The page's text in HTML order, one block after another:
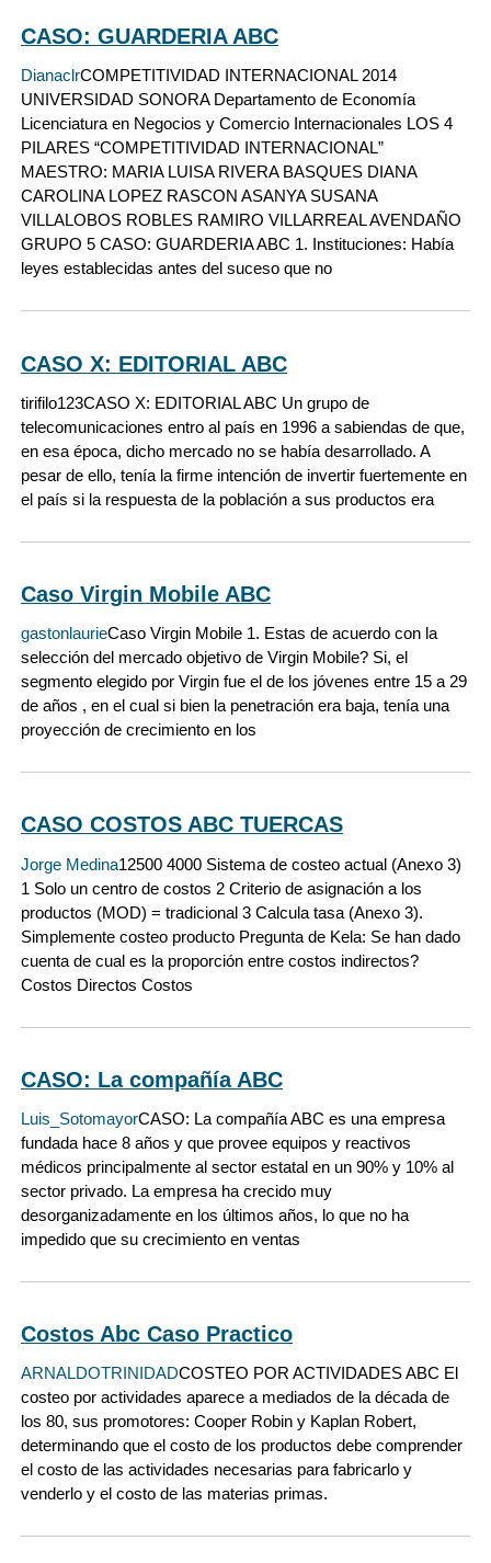
CASO: GUARDERIA ABC
DianaclrCOMPETITIVIDAD INTERNACIONAL 2014
UNIVERSIDAD SONORA Departamento de Economía
Licenciatura en Negocios y Comercio Internacionales LOS 4
PILARES “COMPETITIVIDAD INTERNACIONAL”
MAESTRO: MARIA LUISA RIVERA BASQUES DIANA
CAROLINA LOPEZ RASCON ASANYA SUSANA
VILLALOBOS ROBLES RAMIRO VILLARREAL AVENDAÑO
GRUPO 5 CASO: GUARDERIA ABC 1. Instituciones: Había
leyes establecidas antes del suceso que no
CASO X: EDITORIAL ABC
tirifilo123CASO X: EDITORIAL ABC Un grupo de
telecomunicaciones entro al país en 1996 a sabiendas de que,
en esa época, dicho mercado no se había desarrollado. A
pesar de ello, tenía la firme intención de invertir fuertemente en
el país si la respuesta de la población a sus productos era
Caso Virgin Mobile ABC
gastonlaurieCaso Virgin Mobile 1. Estas de acuerdo con la
selección del mercado objetivo de Virgin Mobile? Si, el
segmento elegido por Virgin fue el de los jóvenes entre 15 a 29
de años , en el cual si bien la penetración era baja, tenía una
proyección de crecimiento en los
CASO COSTOS ABC TUERCAS
Jorge Medina12500 4000 Sistema de costeo actual (Anexo 3)
1 Solo un centro de costos 2 Criterio de asignación a los
productos (MOD) = tradicional 3 Calcula tasa (Anexo 3).
Simplemente costeo producto Pregunta de Kela: Se han dado
cuenta de cual es la proporción entre costos indirectos?
Costos Directos Costos
CASO: La compañía ABC
Luis_SotomayorCASO: La compañía ABC es una empresa
fundada hace 8 años y que provee equipos y reactivos
médicos principalmente al sector estatal en un 90% y 10% al
sector privado. La empresa ha crecido muy
desorganizadamente en los últimos años, lo que no ha
impedido que su crecimiento en ventas
Costos Abc Caso Practico
ARNALDOTRINIDADCOSTEO POR ACTIVIDADES ABC El
costeo por actividades aparece a mediados de la década de
los 80, sus promotores: Cooper Robin y Kaplan Robert,
determinando que el costo de los productos debe comprender
el costo de las actividades necesarias para fabricarlo y
venderlo y el costo de las materias primas.